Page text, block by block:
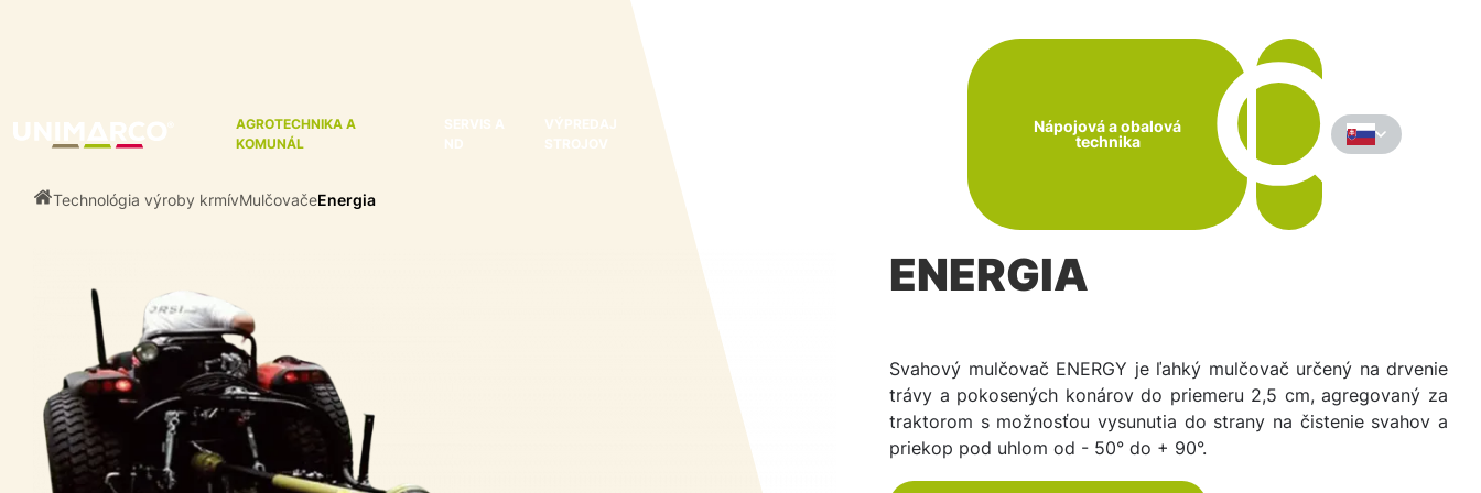
AGROTECHNIKA A
KOMUNÁL
SERVIS A
ND
VÝPREDAJ
STROJOV
Nápojová a obalová
technika
Technológia výroby krmívMulčovačeEnergia
ENERGIA
Svahový mulčovač ENERGY je ľahký mulčovač určený na drvenie
trávy a pokosených konárov do priemeru 2,5 cm, agregovaný za
traktorom s možnosťou vysunutia do strany na čistenie svahov a
priekop pod uhlom od - 50° do + 90°.